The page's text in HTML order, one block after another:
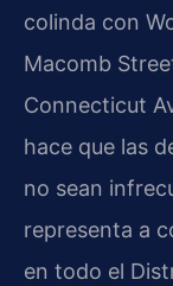
colinda con
Macomb
Connecticut
hace que las
no sean
representa a
en todo el